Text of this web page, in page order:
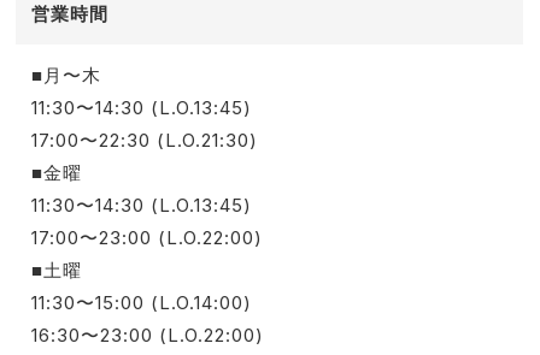
営業時間
■月〜木
11:30〜14:30 (L.O.13:45)
17:00〜22:30 (L.O.21:30)
■金曜
11:30〜14:30 (L.O.13:45)
17:00〜23:00 (L.O.22:00)
■土曜
11:30〜15:00 (L.O.14:00)
16:30〜23:00 (L.O.22:00)